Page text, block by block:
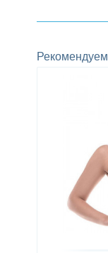
Рекомендуем